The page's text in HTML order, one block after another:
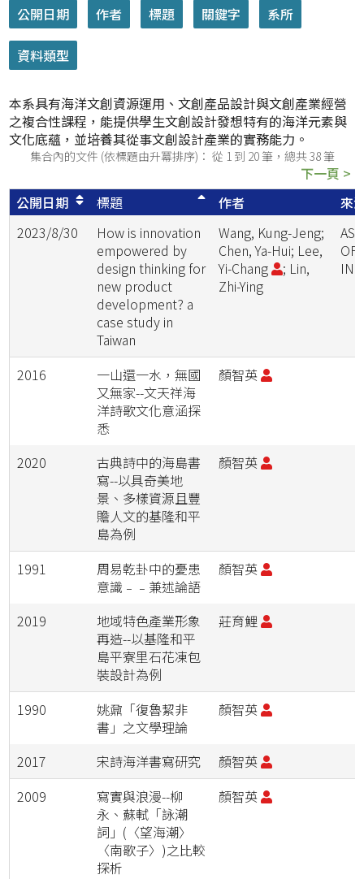
本系具有海洋文創資源運用、文創產品設計與文創產業經營
之複合性課程，能提供學生文創設計發想特有的海洋元素與
文化底蘊，並培養其從事文創設計產業的實務能力。
集合內的文件 (依標題由升冪排序)： 從 1 到 20 筆，總共 38 筆
下一頁 >
公開日期
標題 作者
來
2023/8/30
How is innovation
empowered by
design thinking for
new product
development? a
case study in
Taiwan
Wang, Kung-Jeng;
Chen, Ya-Hui; Lee,
Yi-Chang
; Lin,
Zhi-Ying
OF
2016
一山還一水，無國
又無家--文天祥海
洋詩歌文化意涵探
悉
顏智英
2020
古典詩中的海島書
寫--以具奇美地
景、多樣資源且豐
贍人文的基隆和平
島為例
顏智英
1991
周易乾卦中的憂患
意識﹣﹣兼述論語
顏智英
2019
地域特色產業形象
再造--以基隆和平
島平寮里石花凍包
裝設計為例
莊育鯉
1990
姚鼐「復魯絜非
書」之文學理論
顏智英
2017 宋詩海洋書寫研究
顏智英
2009
寫實與浪漫--柳
永、蘇軾「詠潮
詞」(〈望海潮〉
〈南歌子〉)之比較
探析
顏智英